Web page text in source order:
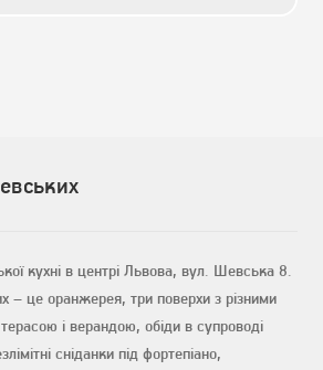
кухні в центрі Львова, вул. Шевська 8.
– це оранжерея, три поверхи з різними
і верандою, обіди в супроводі
сніданки під фортепіано,